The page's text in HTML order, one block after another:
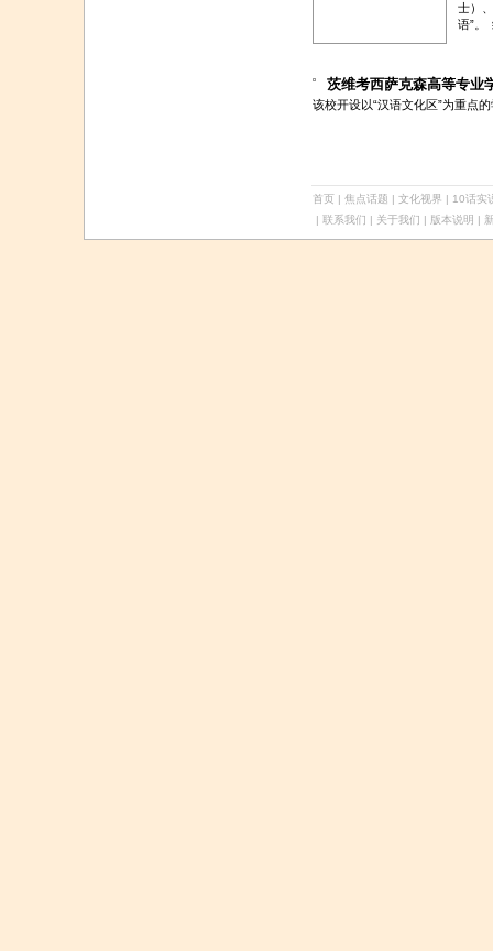
士）
语”。
茨维考西萨克森高等专业
该校开设以“汉语文化区”为重点
首页 | 焦点话题 | 文化视界 | 10话实
| 联系我们 | 关于我们 | 版本说明 |